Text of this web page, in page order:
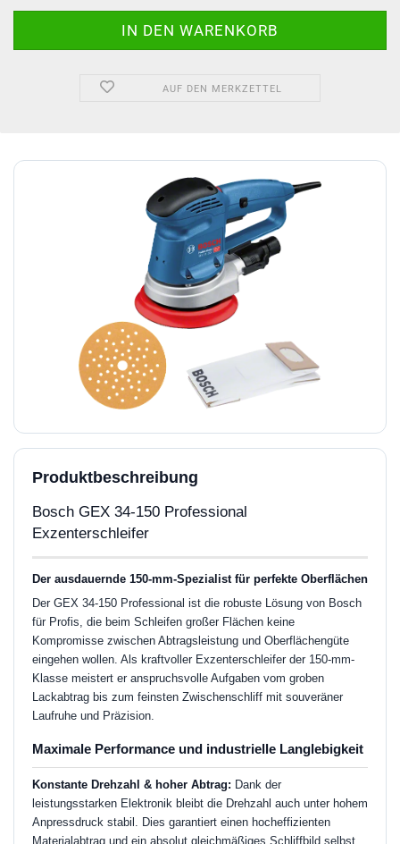
AUF DEN MERKZETTEL
Produktbeschreibung
Bosch GEX 34-150 Professional
Exzenterschleifer
Der ausdauernde 150-mm-Spezialist für perfekte Oberflächen
Der GEX 34-150 Professional ist die robuste Lösung von Bosch
für Profis, die beim Schleifen großer Flächen keine
Kompromisse zwischen Abtragsleistung und Oberflächengüte
eingehen wollen. Als kraftvoller Exzenterschleifer der 150-mm-
Klasse meistert er anspruchsvolle Aufgaben vom groben
Lackabtrag bis zum feinsten Zwischenschliff mit souveräner
Laufruhe und Präzision.
Maximale Performance und industrielle Langlebigkeit
Konstante Drehzahl & hoher Abtrag: Dank der
leistungsstarken Elektronik bleibt die Drehzahl auch unter hohem
Anpressdruck stabil. Dies garantiert einen hocheffizienten
Materialabtrag und ein absolut gleichmäßiges Schliffbild selbst